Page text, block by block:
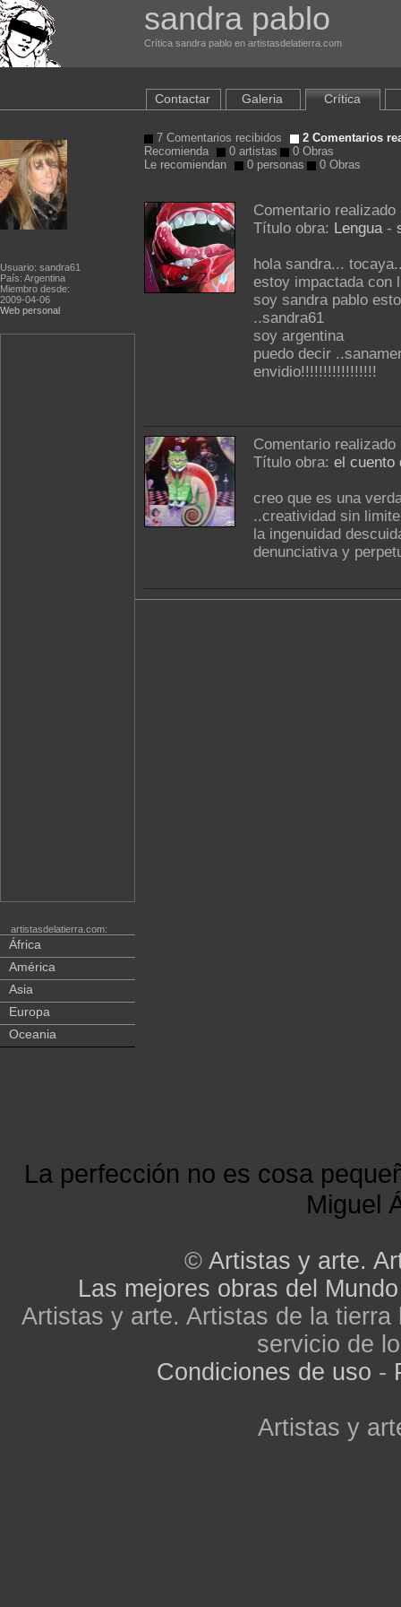
sandra pablo
Crítica sandra pablo en artistasdelatierra.com
Usuario: sandra61
País: Argentina
Miembro desde:
2009-04-06
Web personal
artistasdelatierra.com:
África
América
Asia
Europa
Oceania
Contactar Galeria Crítica
7 Comentarios recibidos
2 Comentarios
Recomienda
0 artistas
0 Obras
Le recomiendan
0 personas 0 Obras
Comentario
Título obra: Lengua-
hola sandra...
estoy impactada con
soy sandra pablo
..sandra61
soy argentina
puedo decir
envidio!!!!!!!!!!!!!!!!!
Comentario
Título obra: el cuento
creo que es una
..creatividad sin
la ingenuidad
denunciativa y
La perfección no es cosa
Miguel
© Artistas y arte.
Las mejores obras del Mundo
Artistas y arte. Artistas de la
servicio de
Condiciones de uso -
Artistas y